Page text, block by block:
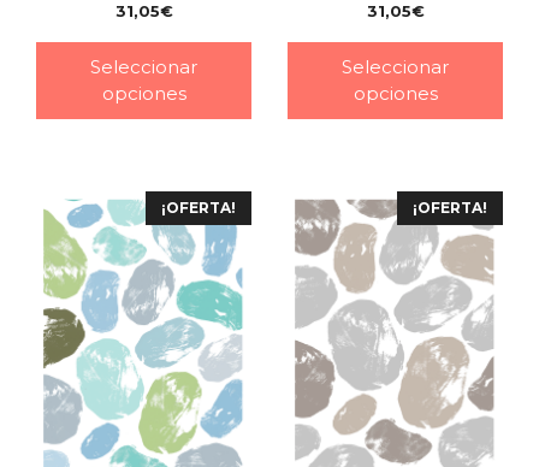
31,05€
Seleccionar
opciones
31,05€
Seleccionar
opciones
¡OFERTA! ¡OFERTA!